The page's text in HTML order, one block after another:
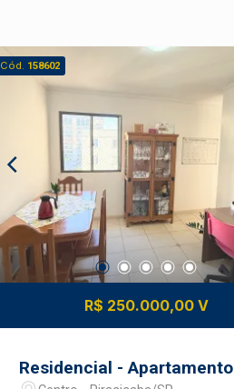
Cód. 158602
R$ 250.000,00 V
Residencial - Apartamento